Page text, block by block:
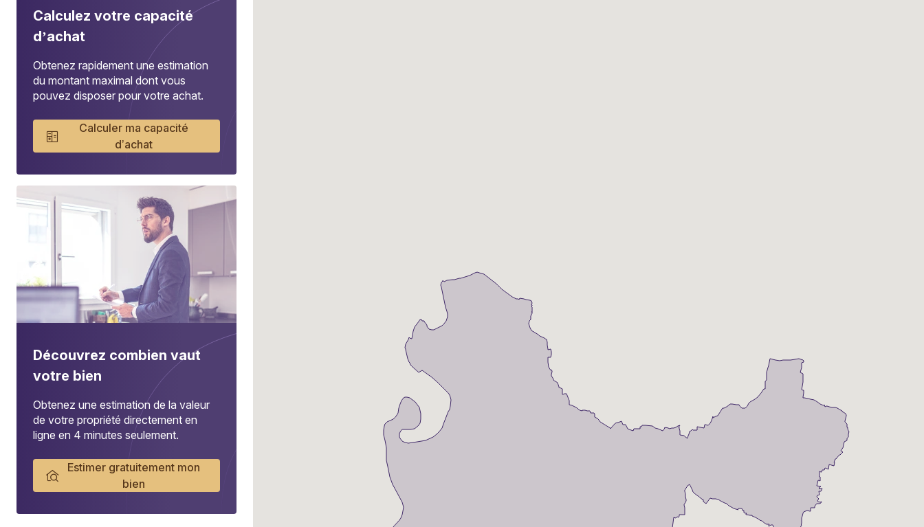
Calculez votre capacité
d’achat
Obtenez rapidement une estimation
du montant maximal dont vous
pouvez disposer pour votre achat.
Calculer ma capacité
d’achat
Découvrez combien vaut
votre bien
Obtenez une estimation de la valeur
de votre propriété directement en
ligne en 4 minutes seulement.
Estimer gratuitement mon
bien